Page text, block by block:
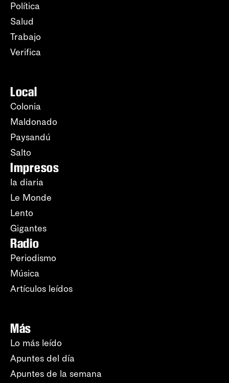
Política
Salud
Trabajo
Verifica
Local
Colonia
Maldonado
Paysandú
Salto
Impresos
la diaria
Le Monde
Lento
Gigantes
Radio
Periodismo
Música
Artículos leídos
Más
Lo más leído
Apuntes del día
Apuntes de la semana